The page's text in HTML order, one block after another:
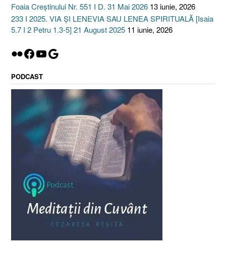
Foaia Creștinului Nr. 551 I D. 31 Mai 2026 13 iunie, 2026
233 I 2025. VIA ȘI LENEVIA SAU LENEA SPIRITUALĂ [Isaia
5.7 I 2 Petru 1.3-5] 21 August 2025 11 iunie, 2026
Flickr
Facebook
YouTube
Google
PODCAST